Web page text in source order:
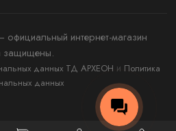
интернет-магазин
защищены.
данных ТД АРХЕОН и Политика
данных